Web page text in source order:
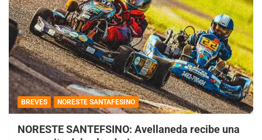
BREVES NORESTE SANTAFESINO
NORESTE SANTEFSINO: Avellaneda recibe una